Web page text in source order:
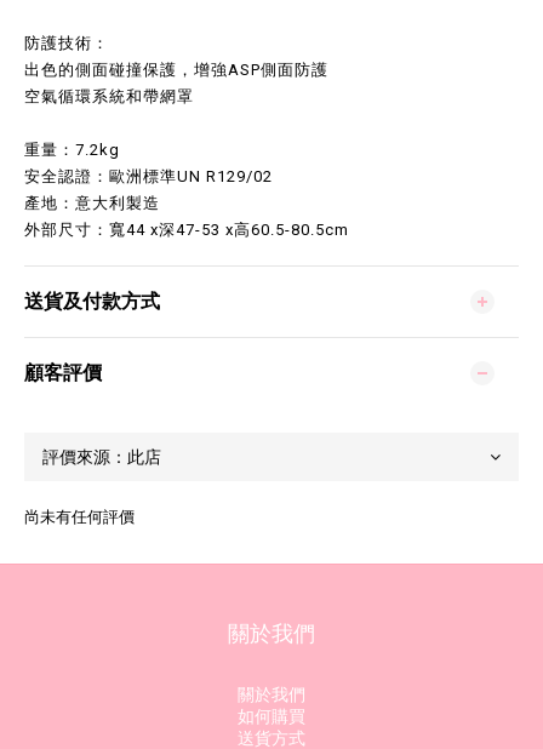
防護技術：
出色的側面碰撞保護，增強ASP側面防護
空氣循環系統和帶網罩
重量：7.2kg
安全認證：歐洲標準UN R129/02
產地：意大利製造
外部尺寸：寬44 x深47-53 x高60.5-80.5cm
送貨及付款方式
顧客評價
尚未有任何評價
關於我們
關於我們
如何購買
送貨方式